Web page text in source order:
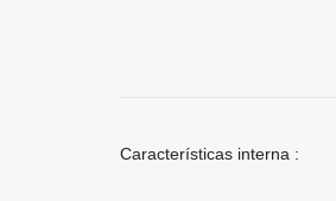
Características interna :